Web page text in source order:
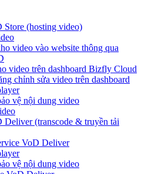
(hosting video)
video vào website thông qua
video trên dashboard Bizfly Cloud
chỉnh sửa video trên dashboard
vệ nội dung video
(transcode & truyền tải
VoD Deliver
vệ nội dung video